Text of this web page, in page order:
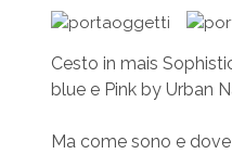
Cesto in mais
blue e Pink by Urban
Ma come sono e